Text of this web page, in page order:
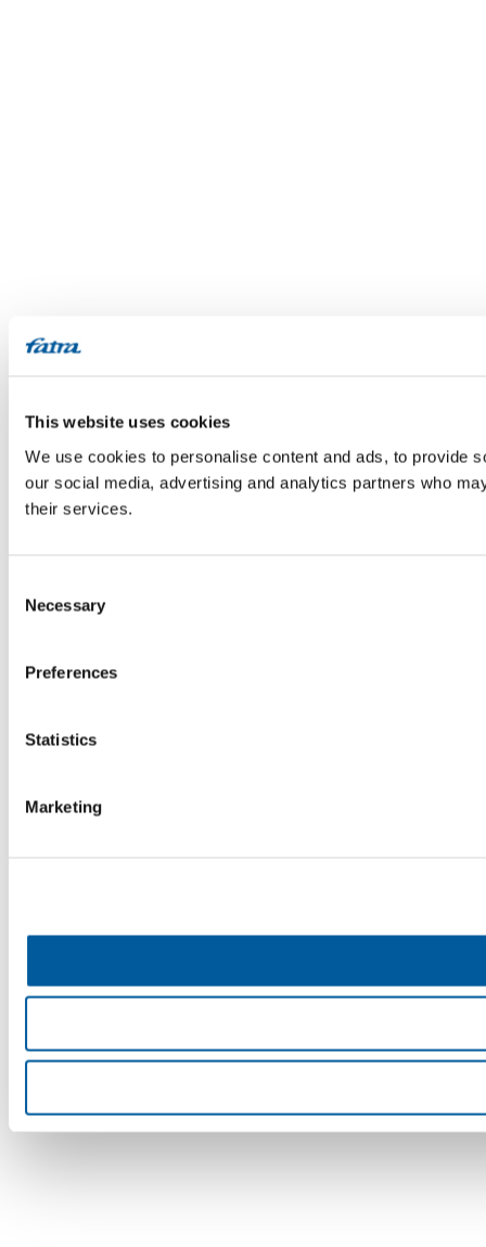
This website uses cookies
We use cookies to personalise content and ads, to provide
our social media, advertising and analytics partners who
their services.
Selection
Necessary
Preferences
Statistics
Marketing